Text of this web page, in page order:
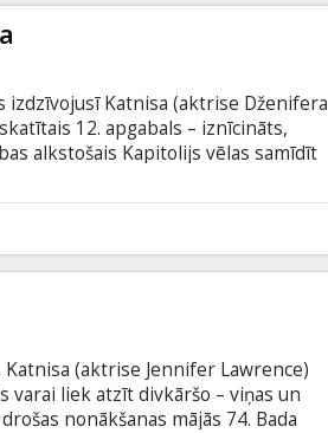
izdzīvojusī Katnisa (aktrise Dženifera
12. apgabals – iznīcināts,
alkstošais Kapitolijs vēlas samīdīt
par Kapitolija ķīlu kļuvušais
puiša liktenis nav skaidrs...
(aktrise Jennifer Lawrence)
varai liek atzīt divkāršo – viņas un
nonākšanas mājās 74. Bada